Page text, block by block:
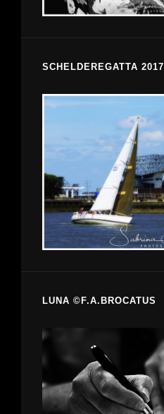
SCHELDEREGATTA 2017
LUNA ©F.A.BROCATUS